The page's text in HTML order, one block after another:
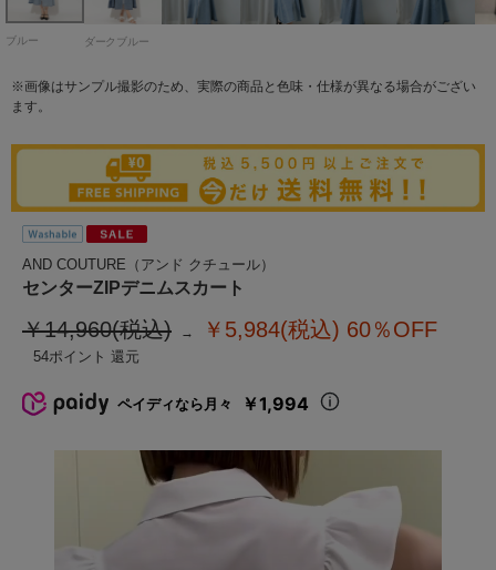
ブルー ダークブルー
※画像はサンプル撮影のため、実際の商品と色味・仕様が異なる場合がござい
ます。
AND COUTURE（アンド クチュール）
センターZIPデニムスカート
￥14,960(税込) ￥5,984(税込) 60％OFF
54
ペイディなら月々 ￥1,994